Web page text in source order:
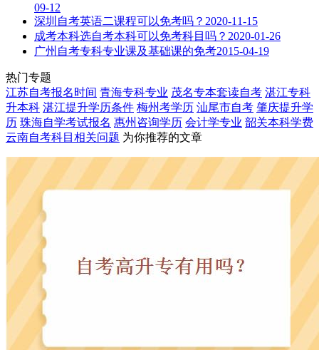
09-12
深圳自考英语二课程可以免考吗？ 2020-11-15
成考本科选自考本科可以免考科目吗？ 2020-01-26
广州自考专科专业课及基础课的免考2015-04-19
热门专题
江苏自考报名时间 青海专科专业 茂名专本套读自考 湛江专科
升本科 湛江提升学历条件 梅州考学历 汕尾市自考 肇庆提升学
历 珠海自学考试报名 惠州咨询学历 会计学专业 韶关本科学费
云南自考科目 相关问题 为你推荐的文章